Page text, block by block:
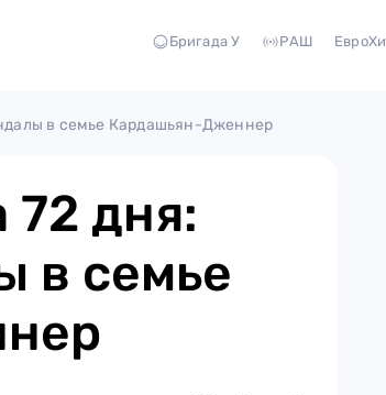
Бригада У РАШ
в семье Кардашьян-Дженнер
дня:
в семье